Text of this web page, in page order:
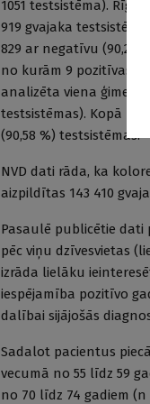
1051 testsistēma).
919 gvajaka
829 ar negatīvu (90,21
no kurām 9 pozitīvas
analizēta viena
testsistēmas). Kopā
(90,58 %) testsistēmas.
NVD dati rāda, ka
aizpildītas 143 410
Pasaulē publicētie dati
pēc viņu dzīvesvietas
izrāda lielāku
iespējamība pozitīvo
dalībai sijājošās
Sadalot pacientus
vecumā no 55 līdz 59
no 70 līdz 74 gadiem (n